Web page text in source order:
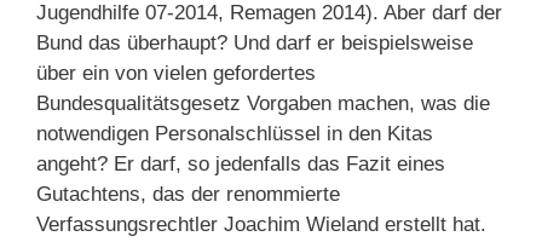
Jugendhilfe 07-2014, Remagen 2014). Aber darf der
Bund das überhaupt? Und darf er beispielsweise
über ein von vielen gefordertes
Bundesqualitätsgesetz Vorgaben machen, was die
notwendigen Personalschlüssel in den Kitas
angeht? Er darf, so jedenfalls das Fazit eines
Gutachtens, das der renommierte
Verfassungsrechtler Joachim Wieland erstellt hat.